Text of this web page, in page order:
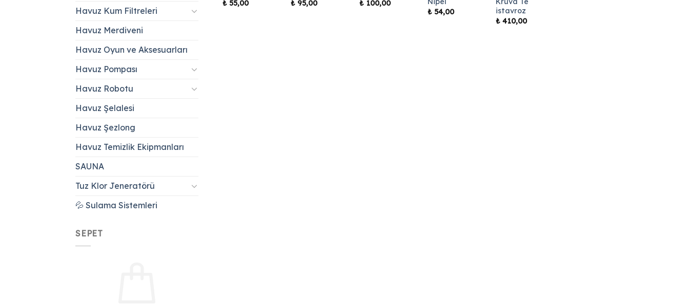
Havuz Kum Filtreleri
Havuz Merdiveni
Havuz Oyun ve Aksesuarları
Havuz Pompası
Havuz Robotu
Havuz Şelalesi
Havuz Şezlong
Havuz Temizlik Ekipmanları
SAUNA
Tuz Klor Jeneratörü
💦 Sulama Sistemleri
SEPET
₺ 55,00
₺ 95,00
₺100,00
₺ 54,00
istavroz
₺ 410,00